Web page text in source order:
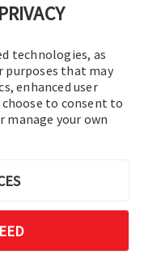
technologies, as
purposes that may
enhanced user
choose to consent to
manage your own
Inc.